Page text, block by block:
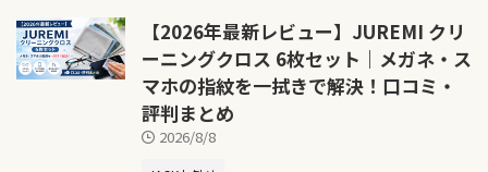
【2026年最新レビュー】JUREMI クリ
ーニングクロス 6枚セット｜メガネ・ス
マホの指紋を一拭きで解決！口コミ・
評判まとめ
2026/8/8